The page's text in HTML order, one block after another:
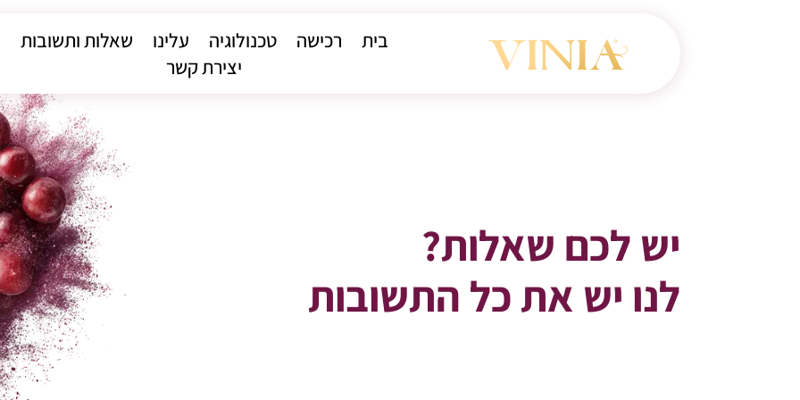
בית רכישה טכנולוגיה עלינו
שאלות ותשובות
יצירת קשר
יש לכם שאלות?
לנו יש את כל התשובות